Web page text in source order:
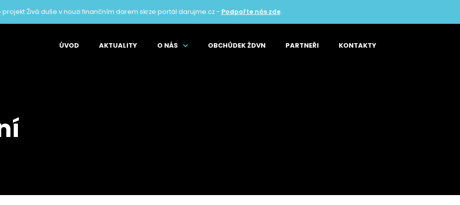
Živá duše v nouzi finančním darem skrze portál darujme.cz - Podpořte nás zde.
ÚVOD AKTUALITY O NÁS OBCHŮDEK ŽDVN PARTNEŘI KONTAKTY